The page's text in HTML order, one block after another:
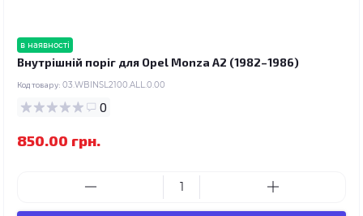
в наявності
Внутрішній поріг для Opel Monza A2 (1982–1986)
Код товару: 03.WBINSL2100.ALL.0.00
0
850.00 грн.